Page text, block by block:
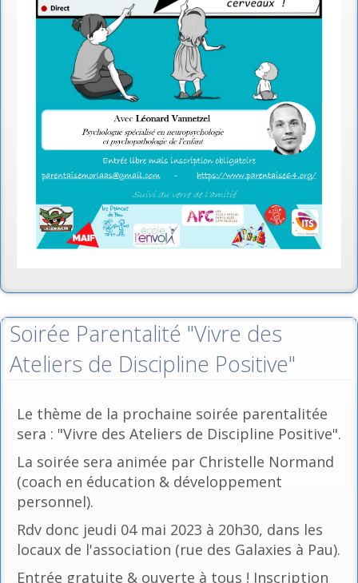
Soirée Parentalité "Vivre des
Ateliers de Discipline Positive"
Le thème de la prochaine soirée parentalitée
sera : "Vivre des Ateliers de Discipline Positive".
La soirée sera animée par Christelle Normand
(coach en éducation & développement
personnel).
Rdv donc jeudi 04 mai 2023 à 20h30, dans les
locaux de l'association (rue des Galaxies à Pau).
Entrée gratuite & ouverte à tous ! Inscription